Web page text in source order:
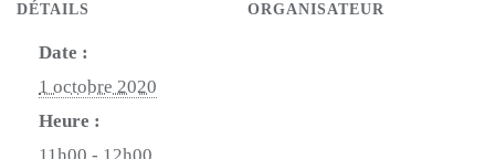
DÉTAILS
Date :
1 octobre 2020
Heure :
ORGANISATEUR